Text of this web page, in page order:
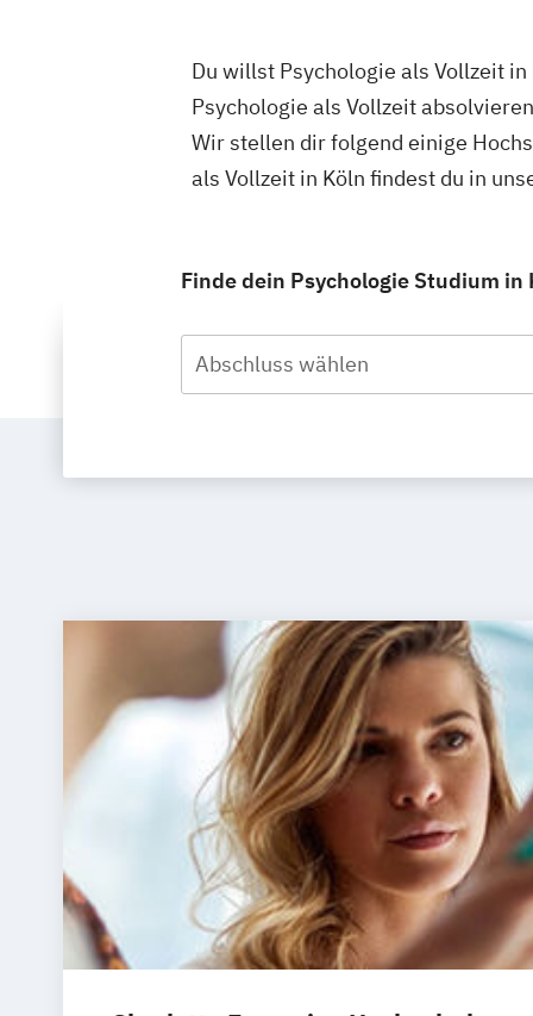
Du willst Psychologie als Vollzeit
Psychologie als Vollzeit
Wir stellen dir folgend einige
als Vollzeit in Köln findest du in
Finde dein Psychologie Studium
Abschluss wählen